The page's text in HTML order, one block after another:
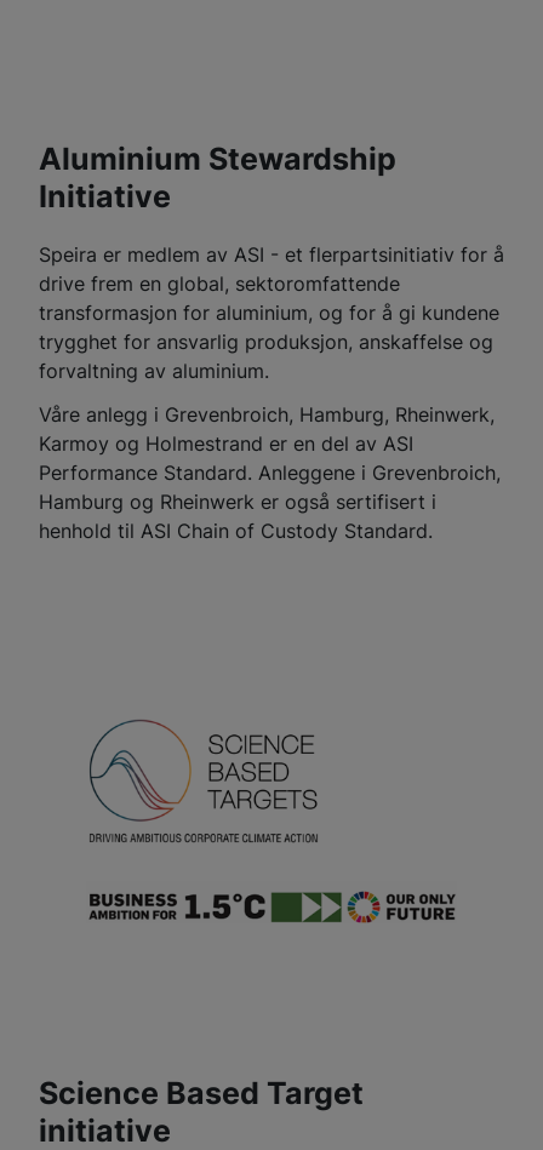
Aluminium Stewardship
Initiative
Speira er medlem av ASI - et flerpartsinitiativ for å
drive frem en global, sektoromfattende
transformasjon for aluminium, og for å gi kundene
trygghet for ansvarlig produksjon, anskaffelse og
forvaltning av aluminium.
Våre anlegg i Grevenbroich, Hamburg, Rheinwerk,
Karmoy og Holmestrand er en del av ASI
Performance Standard. Anleggene i Grevenbroich,
Hamburg og Rheinwerk er også sertifisert i
henhold til ASI Chain of Custody Standard.
Science Based Target
initiative